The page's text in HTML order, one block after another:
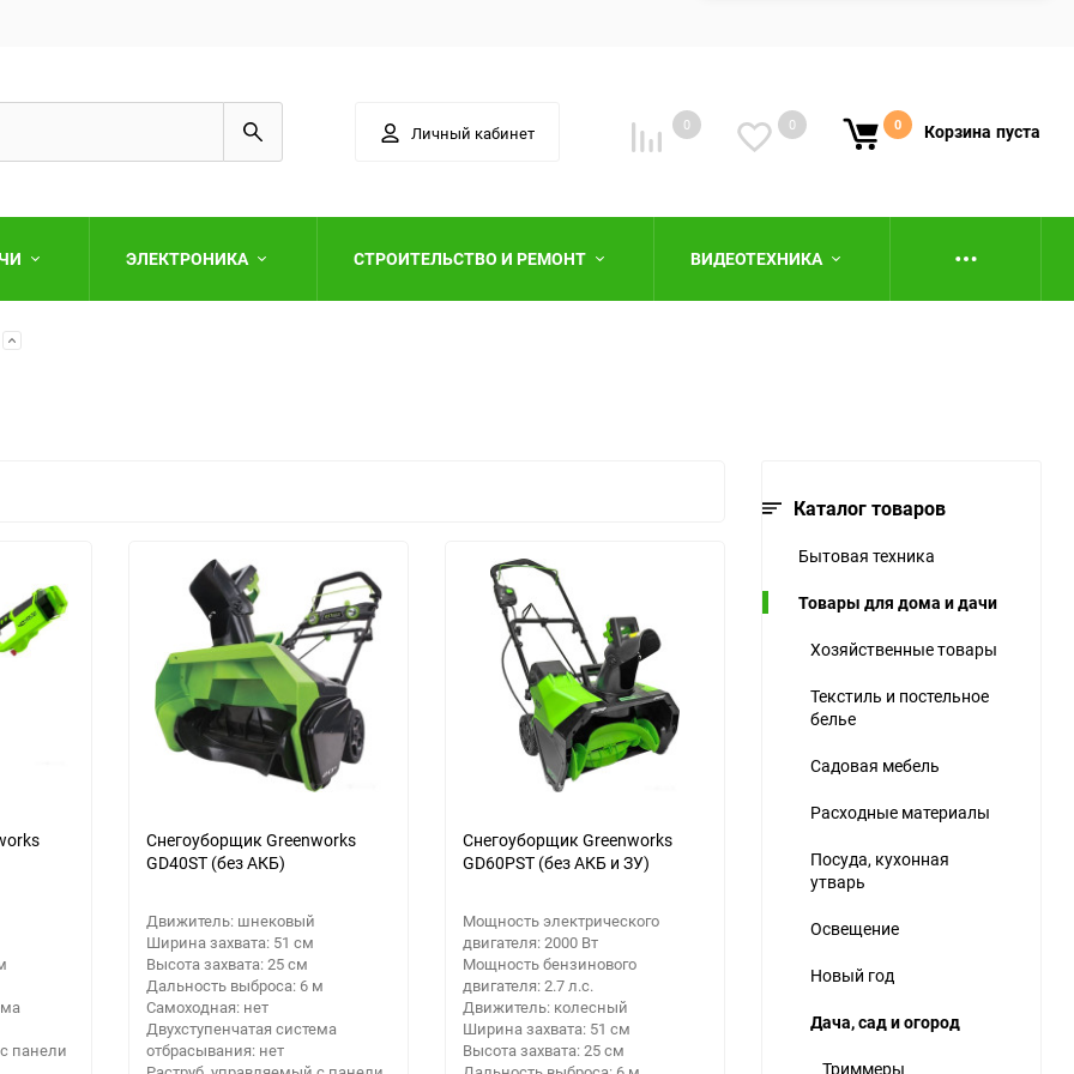
Личный кабинет 0 0 0 Корзина пуста
Выберите категорию
Выберите категорию
ЭЛЕКТРОНИКА СТРОИТЕЛЬСТВО И РЕМОНТ
Выберите категорию
ВИДЕОТЕХНИКА
панели
Снегоуборщик Greenworks
GD40ST (без АКБ)
Движитель: шнековый
Ширина захвата: 51 см
Высота захвата: 25 см
Дальность выброса: 6 м
Самоходная: нет
Двухступенчатая система
отбрасывания: нет
Снегоуборщик Greenworks
GD60PST (без АКБ и ЗУ)
Мощность электрического
двигателя: 2000 Вт
Мощность бензинового
двигателя: 2.7 л.с.
Движитель: колесный
Ширина захвата: 51 см
Высота захвата: 25 см
Каталог товаров
Бытовая техника
Товары для дома и дачи
Хозяйственные товары
Текстиль и постельное
белье
Садовая мебель
Расходные материалы
Посуда, кухонная
утварь
Освещение
Новый год
Дача, сад и огород
Триммеры